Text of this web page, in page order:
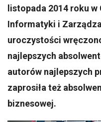
listopada 2014 roku
Informatyki i
uroczystości
najlepszych
autorów najlepszych
zaprosiła też
biznesowej.